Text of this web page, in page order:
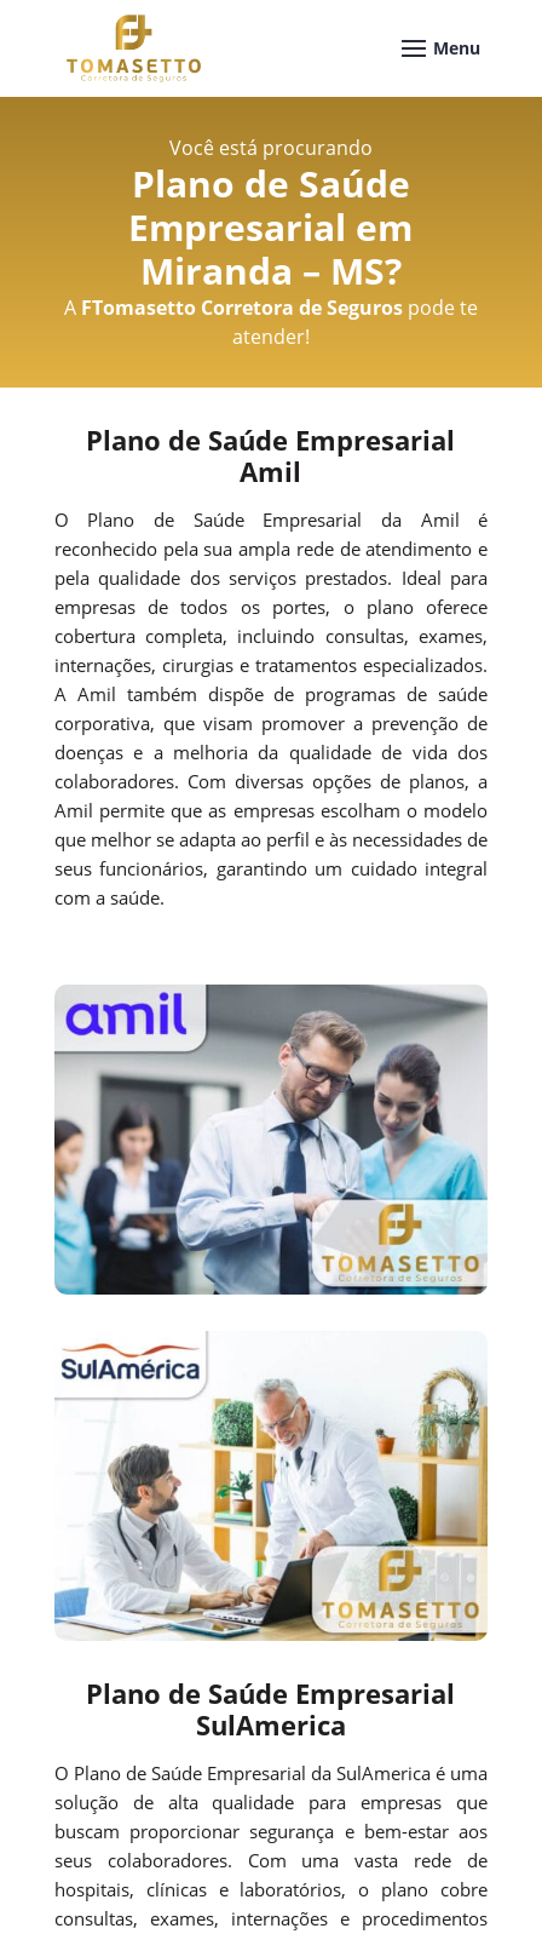
Você está procurando
Plano de Saúde
Empresarial em
Miranda – MS?
A FTomasetto Corretora de Segurospode te
atender!
Plano de Saúde Empresarial
Amil
O Plano de Saúde Empresarial da Amil é
reconhecido pela sua ampla rede de atendimento e
pela qualidade dos serviços prestados. Ideal para
empresas de todos os portes, o plano oferece
cobertura completa, incluindo consultas, exames,
internações, cirurgias e tratamentos especializados.
A Amil também dispõe de programas de saúde
corporativa, que visam promover a prevenção de
doenças e a melhoria da qualidade de vida dos
colaboradores. Com diversas opções de planos, a
Amil permite que as empresas escolham o modelo
que melhor se adapta ao perfil e às necessidades de
seus funcionários, garantindo um cuidado integral
com a saúde.
Plano de Saúde Empresarial
SulAmerica
O Plano de Saúde Empresarial da SulAmerica é uma
solução de alta qualidade para empresas que
buscam proporcionar segurança e bem-estar aos
seus colaboradores. Com uma vasta rede de
hospitais, clínicas e laboratórios, o plano cobre
consultas, exames, internações e procedimentos